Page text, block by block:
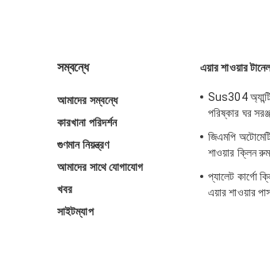
সম্বন্ধে
আমাদের সম্বন্ধে
কারখানা পরিদর্শন
গুণমান নিয়ন্ত্রণ
আমাদের সাথে যোগাযোগ
খবর
সাইটম্যাপ
এয়ার শাওয়ার
Sus304 অ্যান্টি
পরিষ্কার ঘর
জিএমপি
শাওয়ার ক্লিন
প্যালেট কার্গো
এয়ার শাওয়ার